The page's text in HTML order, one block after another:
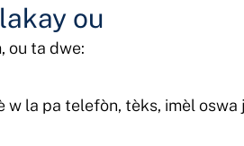
ou
ou ta dwe:
la pa telefòn, tèks, imèl